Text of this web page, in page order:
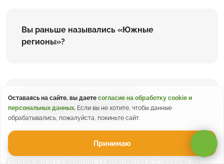
Вы раньше назывались «Южные
регионы»?
Где находится место сбора и
отправления из Воронежа?
На странице представлены экскурсионные туры из
Воронежа в Гузерипль. Ознакомьтесь с ценами на
Оставаясь на сайте, вы даете согласие на обработку cookie и
персональных данных. Если вы не хотите, чтобы данные
обрабатывались, пожалуйста, покиньте сайт.
Принимаю